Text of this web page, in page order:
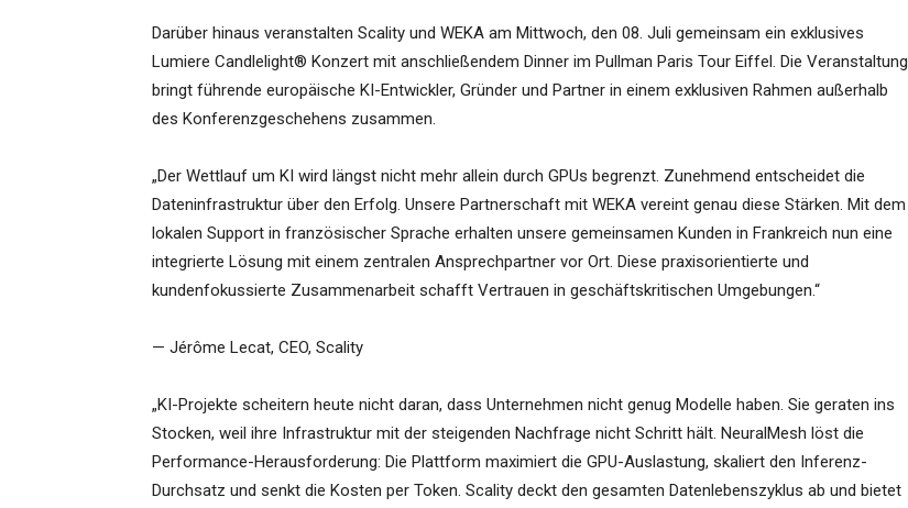
Darüber hinaus veranstalten Scality und WEKA am Mittwoch, den 08. Juli gemeinsam ein exklusives
Lumiere Candlelight® Konzert mit anschließendem Dinner im Pullman Paris Tour Eiffel. Die Veranstaltung
bringt führende europäische KI-Entwickler, Gründer und Partner in einem exklusiven Rahmen außerhalb
des Konferenzgeschehens zusammen.
„Der Wettlauf um KI wird längst nicht mehr allein durch GPUs begrenzt. Zunehmend entscheidet die
Dateninfrastruktur über den Erfolg. Unsere Partnerschaft mit WEKA vereint genau diese Stärken. Mit dem
lokalen Support in französischer Sprache erhalten unsere gemeinsamen Kunden in Frankreich nun eine
integrierte Lösung mit einem zentralen Ansprechpartner vor Ort. Diese praxisorientierte und
kundenfokussierte Zusammenarbeit schafft Vertrauen in geschäftskritischen Umgebungen.“
— Jérôme Lecat, CEO, Scality
„KI-Projekte scheitern heute nicht daran, dass Unternehmen nicht genug Modelle haben. Sie geraten ins
Stocken, weil ihre Infrastruktur mit der steigenden Nachfrage nicht Schritt hält. NeuralMesh löst die
Performance-Herausforderung: Die Plattform maximiert die GPU-Auslastung, skaliert den Inferenz-
Durchsatz und senkt die Kosten per Token. Scality deckt den gesamten Datenlebenszyklus ab und bietet